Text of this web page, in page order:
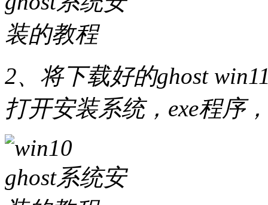
2、将下载好的ghost
打开安装系统，exe程序